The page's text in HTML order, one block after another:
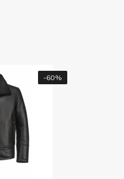
Мужская куртка Bugatti,
25073/390 8750
2 607грн.